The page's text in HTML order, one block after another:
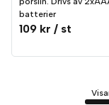
batterier
109 kr / st